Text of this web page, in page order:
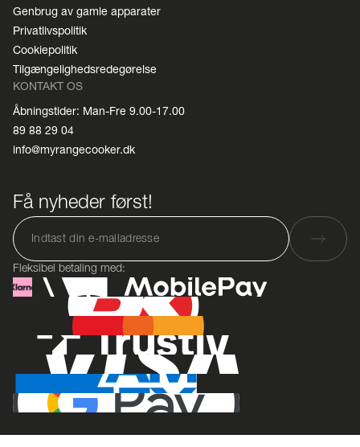
Genbrug av gamle apparater
Privatlivspolitik
Cookiepolitik
Tilgængelighedsredegørelse
KONTAKT OS
Åbningstider: Man-Fre 9.00-17.00
89 88 29 04
info@myrangecooker.dk
Få nyheder først!
Fleksibel betaling med: